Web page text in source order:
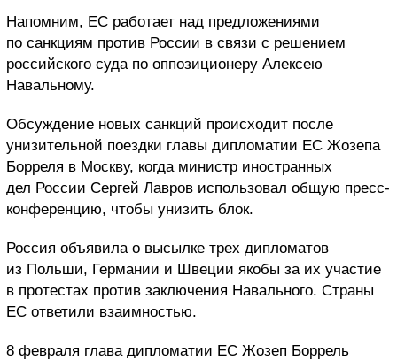
Напомним, ЕС работает над предложениями
по санкциям против России в связи с решением
российского суда по оппозиционеру Алексею
Навальному.
Обсуждение новых санкций происходит после
унизительной поездки главы дипломатии ЕС Жозепа
Борреля в Москву, когда министр иностранных
дел России Сергей Лавров использовал общую пресс-
конференцию, чтобы унизить блок.
Россия объявила о высылке трех дипломатов
из Польши, Германии и Швеции якобы за их участие
в протестах против заключения Навального. Страны
ЕС ответили взаимностью.
8 февраля глава дипломатии ЕС Жозеп Боррель